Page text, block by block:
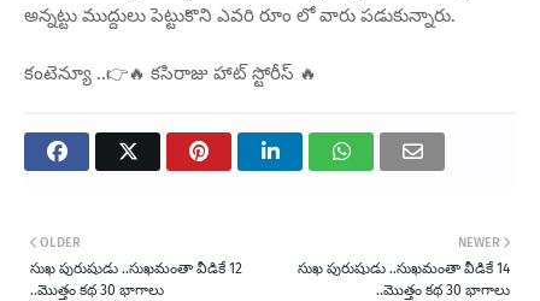
అన్నట్టు ముద్దులు పెట్టుకొని ఎవరి రూం లో వారు పడుకున్నారు.
కంటెన్యూ ..👉🔥 కసిరాజు హాట్ స్టోరీస్ 🔥
NEWER
సుఖ పురుషుడు ..సుఖమంతా వీడికే 14
..మొత్తం కథ 30 భాగాలు
OLDER
సుఖ పురుషుడు ..సుఖమంతా వీడికే 12
..మొత్తం కథ 30 భాగాలు